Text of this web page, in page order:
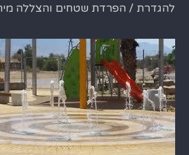
להגדרת / הפרדת שטחים והצללה